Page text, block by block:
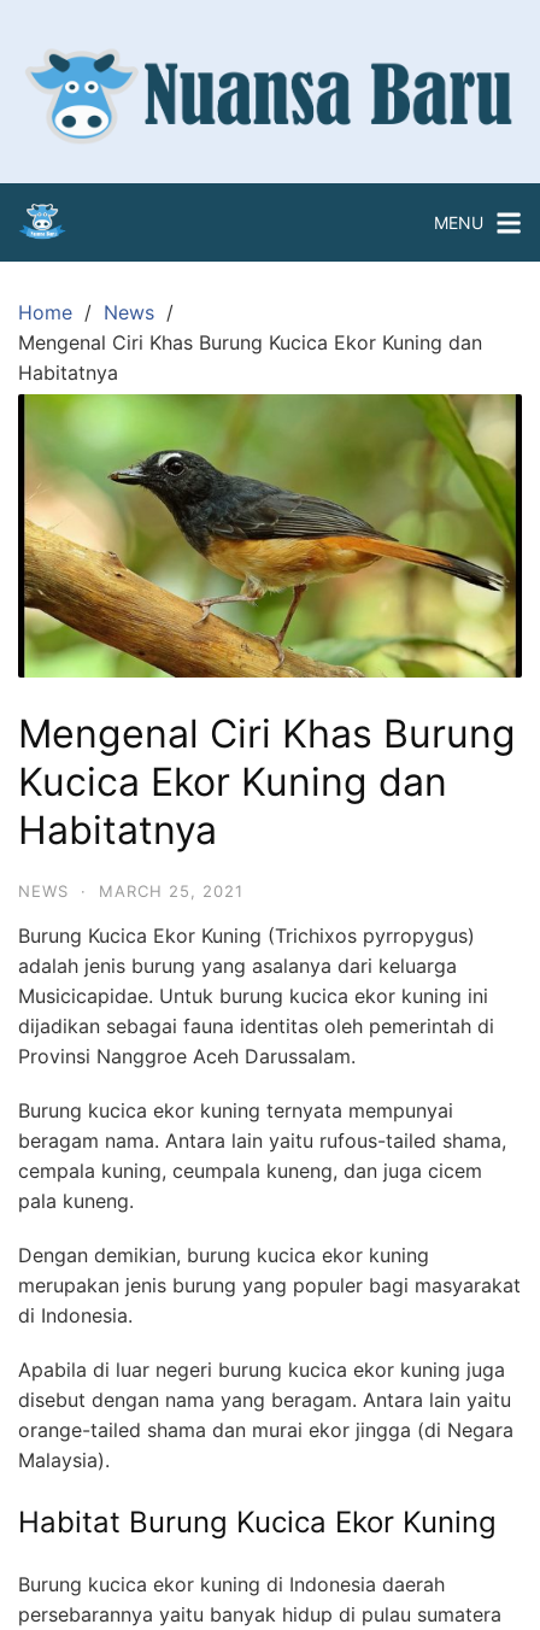
content
MENU
Home
News
Mengenal Ciri Khas Burung Kucica Ekor Kuning dan
Habitatnya
Mengenal Ciri Khas Burung
Kucica Ekor Kuning dan
Habitatnya
NEWS · MARCH 25, 2021
Burung Kucica Ekor Kuning (Trichixos pyrropygus)
adalah jenis burung yang asalanya dari keluarga
Musicicapidae. Untuk burung kucica ekor kuning ini
dijadikan sebagai fauna identitas oleh pemerintah di
Provinsi Nanggroe Aceh Darussalam.
Burung kucica ekor kuning ternyata mempunyai
beragam nama. Antara lain yaitu rufous-tailed shama,
cempala kuning, ceumpala kuneng, dan juga cicem
pala kuneng.
Dengan demikian, burung kucica ekor kuning
merupakan jenis burung yang populer bagi masyarakat
di Indonesia.
Apabila di luar negeri burung kucica ekor kuning juga
disebut dengan nama yang beragam. Antara lain yaitu
orange-tailed shama dan murai ekor jingga (di Negara
Malaysia).
Habitat Burung Kucica Ekor Kuning
Burung kucica ekor kuning di Indonesia daerah
persebarannya yaitu banyak hidup di pulau sumatera